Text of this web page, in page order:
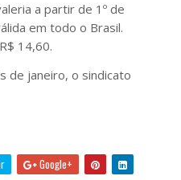
a partir de 1º de
em todo o Brasil.
14,60.
de janeiro, o sindicato
Google+